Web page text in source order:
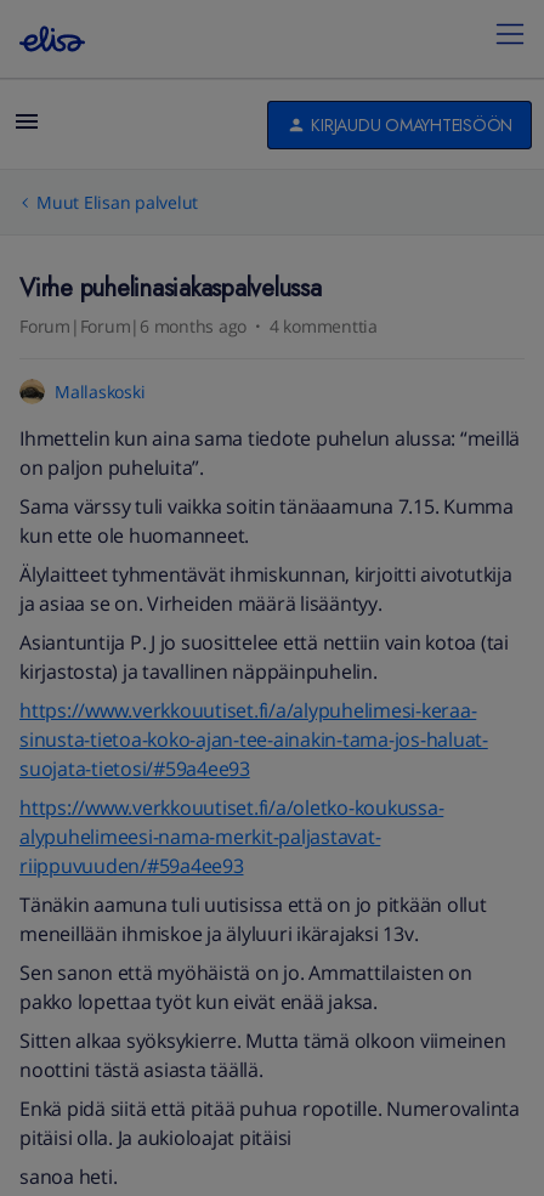
KIRJAUDU OMAYHTEISÖÖN
Muut Elisan palvelut
Virhe puhelinasiakaspalvelussa
Forum|Forum|6 months ago 4 kommenttia
Mallaskoski
Ihmettelin kun aina sama tiedote puhelun alussa: “meillä
on paljon puheluita”.
Sama värssy tuli vaikka soitin tänäaamuna 7.15. Kumma
kun ette ole huomanneet.
Älylaitteet tyhmentävät ihmiskunnan, kirjoitti aivotutkija
ja asiaa se on. Virheiden määrä lisääntyy.
Asiantuntija P. J jo suosittelee että nettiin vain kotoa (tai
kirjastosta) ja tavallinen näppäinpuhelin.
https://www.verkkouutiset.fi/a/alypuhelimesi-keraa-
sinusta-tietoa-koko-ajan-tee-ainakin-tama-jos-haluat-
suojata-tietosi/#59a4ee93
https://www.verkkouutiset.fi/a/oletko-koukussa-
alypuhelimeesi-nama-merkit-paljastavat-
riippuvuuden/#59a4ee93
Tänäkin aamuna tuli uutisissa että on jo pitkään ollut
meneillään ihmiskoe ja älyluuri ikärajaksi 13v.
Sen sanon että myöhäistä on jo. Ammattilaisten on
pakko lopettaa työt kun eivät enää jaksa.
Sitten alkaa syöksykierre. Mutta tämä olkoon viimeinen
noottini tästä asiasta täällä.
Enkä pidä siitä että pitää puhua ropotille. Numerovalinta
pitäisi olla. Ja aukioloajat pitäisi
sanoa heti.